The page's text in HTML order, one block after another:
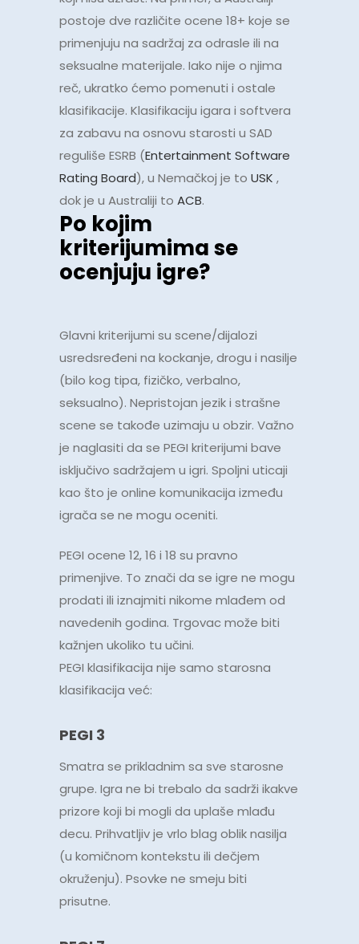
postoje dve različite ocene 18+ koje se
primenjuju na sadržaj za odrasle ili na
seksualne materijale. Iako nije o njima
reč, ukratko ćemo pomenuti i ostale
klasifikacije. Klasifikaciju igara i softvera
za zabavu na osnovu starosti u SAD
reguliše ESRB (Entertainment Software
Rating Board), u Nemačkoj je to USK ,
dok je u Australiji to ACB.
Po kojim
kriterijumima se
ocenjuju igre?
Glavni kriterijumi su scene/dijalozi
usredsređeni na kockanje, drogu i nasilje
(bilo kog tipa, fizičko, verbalno,
seksualno). Nepristojan jezik i strašne
scene se takođe uzimaju u obzir. Važno
je naglasiti da se PEGI kriterijumi bave
isključivo sadržajem u igri. Spoljni uticaji
kao što je online komunikacija između
igrača se ne mogu oceniti.
PEGI ocene 12, 16 i 18 su pravno
primenjive. To znači da se igre ne mogu
prodati ili iznajmiti nikome mlađem od
navedenih godina. Trgovac može biti
kažnjen ukoliko tu učini.
PEGI klasifikacija nije samo starosna
klasifikacija već:
PEGI 3
Smatra se prikladnim sa sve starosne
grupe. Igra ne bi trebalo da sadrži ikakve
prizore koji bi mogli da uplaše mlađu
decu. Prihvatljiv je vrlo blag oblik nasilja
(u komičnom kontekstu ili dečjem
okruženju). Psovke ne smeju biti
prisutne.